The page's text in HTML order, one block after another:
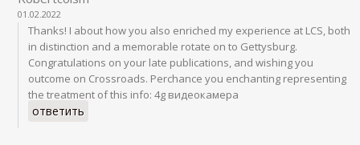
01.02.2022
Thanks! I about how you also enriched my experience at LCS, both
in distinction and a memorable rotate on to Gettysburg.
Congratulations on your late publications, and wishing you
outcome on Crossroads. Perchance you enchanting representing
the treatment of this info: 4g видеокамера
ответить